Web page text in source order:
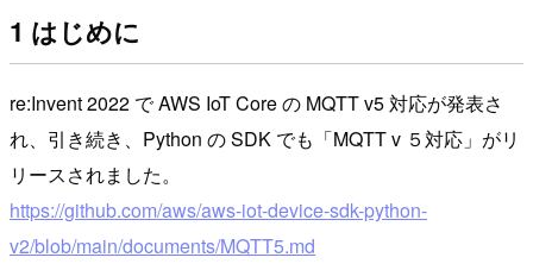
1 はじめに
re:Invent 2022 で AWS IoT Core の MQTT v5 対応が発表さ
れ、引き続き、Python の SDK でも「MQTT v ５対応」がリ
リースされました。
https://github.com/aws/aws-iot-device-sdk-python-
v2/blob/main/documents/MQTT5.md